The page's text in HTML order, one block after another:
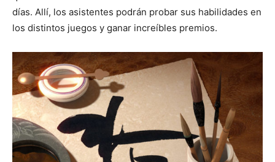
días. Allí, los asistentes podrán probar sus habilidades en
los distintos juegos y ganar increíbles premios.